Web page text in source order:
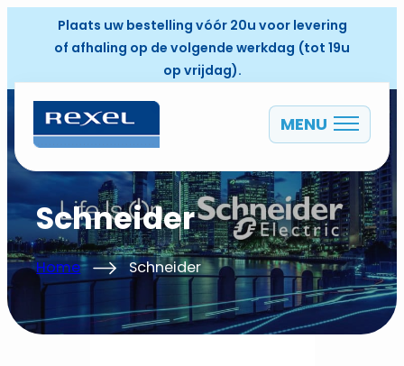
Plaats uw bestelling vóór 20u voor levering
of afhaling op de volgende werkdag (tot 19u
op vrijdag).
NL
MENU
Schneider
Home Schneider